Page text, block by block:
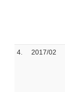
4. 2017/02